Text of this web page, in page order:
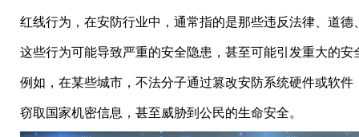
红线行为，在安防行业中，通常指的是那些违反法律、道
这些行为可能导致严重的安全隐患，甚至可能引发重大的安
例如，在某些城市，不法分子通过篡改安防系统硬件或软件
窃取国家机密信息，甚至威胁到公民的生命安全。